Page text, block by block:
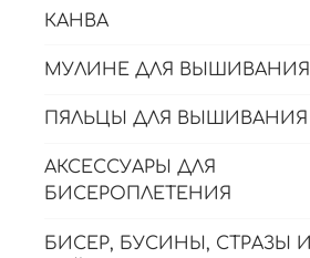
КАНВА
МУЛИНЕ ДЛЯ ВЫШИВАНИЯ
ПЯЛЬЦЫ ДЛЯ ВЫШИВАНИЯ
АКСЕССУАРЫ ДЛЯ
БИСЕРОПЛЕТЕНИЯ
БИСЕР, БУСИНЫ, СТРАЗЫ И